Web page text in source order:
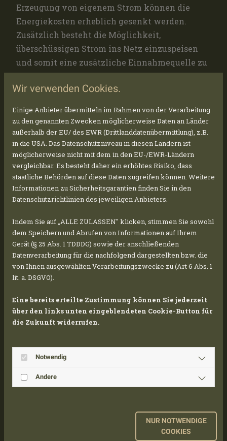
Erzeugung von eigenem Strom können die
Energiekosten erheblich gesenkt werden.
Zusätzlich besteht die Möglichkeit,
überschüssigen Strom ins Netz einzuspeisen
und somit eine zusätzliche Einnahmequelle zu
generieren. Darüber hinaus können
Unternehmen von staatlichen
profitieren, die den finanziellen Anreiz für den
Einsatz von Photovoltaikanlagen erhöhen. Die
meisten Unternehmen verbrauchen tagsüber
viel Strom, also dann wenn die Produktion auf
Hochtouren läuft. Oft lohnt sich eine
Photovoltaikanlage daher auch ohne
Batteriespeicher, da der produzierte Strom
Kombination mit einer Wärmepumpe kann
auch bei den Heizkosten ordentlich gespart
werden.
VON PRODUKTIONSAUSFÄLLEN
teuren Energielieferanten erreichen
Unternehmen
. In Krisenzeiten bietet
das Sicherheit und die Möglichkeit potentielle
Engpässe bei der Energieversorgung durch
auszugleichen. Preisschocks wie die der
letzten Monate können damit überwiegend
Wir verwenden Cookies.
Einige Anbieter übermitteln im Rahmen von der Verarbeitung
zu den genannten Zwecken möglicherweise Daten an Länder
außerhalb der EU/ des EWR (Drittlanddatenübermittlung), z.B.
in die USA. Das Datenschutzniveau in diesen Ländern ist
möglicherweise nicht mit dem in den EU-/EWR-Ländern
vergleichbar. Es besteht daher ein erhöhtes Risiko, dass
staatliche Behörden auf diese Daten zugreifen können. Weitere
Informationen zu Sicherheitsgarantien finden Sie in den
Datenschutzrichtlinien des jeweiligen Anbieters.
Indem Sie auf „ALLE ZULASSEN" klicken, stimmen Sie sowohl
dem Speichern und Abrufen von Informationen auf Ihrem
Gerät (§ 25 Abs. 1 TDDDG) sowie der anschließenden
Datenverarbeitung für die nachfolgend dargestellten bzw. die
von Ihnen ausgewählten Verarbeitungszwecke zu (Art 6 Abs. 1
lit. a. DSGVO).
Eine bereits erteilte Zustimmung können Sie jederzeit
über den links unten eingeblendeten Cookie-Button für
die Zukunft widerrufen.
Notwendig
Andere
NUR NOTWENDIGE
COOKIES